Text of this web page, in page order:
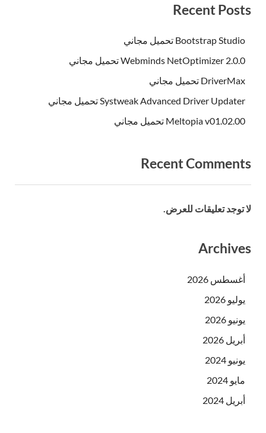
Recent Posts
Bootstrap Studio تحميل مجاني
Webminds NetOptimizer 2.0.0 تحميل مجاني
DriverMax تحميل مجاني
Systweak Advanced Driver Updater تحميل مجاني
Meltopia v01.02.00 تحميل مجاني
Recent Comments
لا توجد تعليقات للعرض.
Archives
أغسطس 2026
يوليو 2026
يونيو 2026
أبريل 2026
يونيو 2024
مايو 2024
أبريل 2024